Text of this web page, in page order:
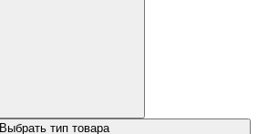
Выбрать тип товара